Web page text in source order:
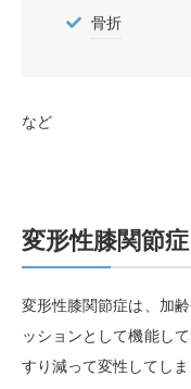
骨折
など
変形性膝関節症
変形性膝関節症は、加
ッションとして機能し
すり減って変性してしま